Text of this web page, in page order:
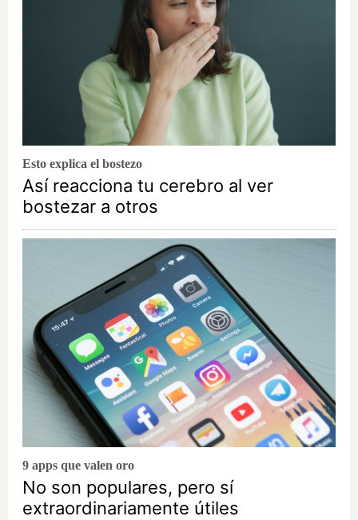
Esto explica el bostezo
Así reacciona tu cerebro al ver
bostezar a otros
9 apps que valen oro
No son populares, pero sí
extraordinariamente útiles